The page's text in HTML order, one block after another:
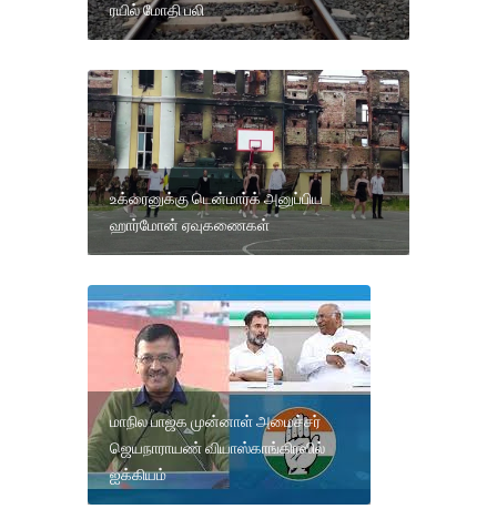
ரயில் மோதி பலி
உக்ரைனுக்கு டென்மார்க் அனுப்பிய
ஹார்மோன் ஏவுகணைகள்
மாநில பாஜக முன்னாள் அமைச்சர்
ஜெயநாராயண் வியாஸ்காங்கிரஸில்
ஐக்கியம்